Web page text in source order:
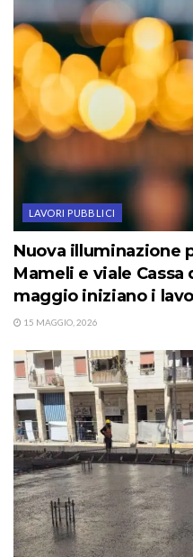
LAVORI PUBBLICI
Nuova illuminazione
Mameli e viale Cassa
maggio iniziano i
15 MAGGIO, 2026